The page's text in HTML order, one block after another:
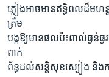
ភ្លៀងអាចមានឥទ្ធិពលដ៏មហន្
ត្រឹម
បង្កឱ្យមានផលប៉ះពាល់ធ្ងន់ធ្ង
ពាក់
ព័ន្ធដល់សន្តិសុខស្បៀង និងកា